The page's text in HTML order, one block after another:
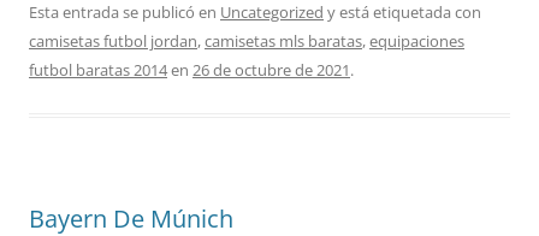
Esta entrada se publicó en Uncategorized y está etiquetada con
camisetas futbol jordan,camisetas mls baratas,equipaciones
futbol baratas 2014en 26 de octubre de 2021.
Bayern De Múnich